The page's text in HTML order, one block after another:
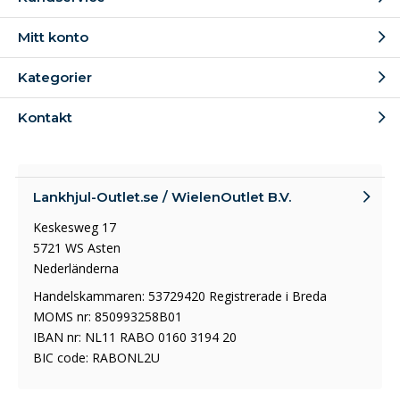
svängbara och bromsade
länkhjul
Fasta länkhjul
riktning.
Svängbara hjul med toppskiva
Svängbara hjul kan rotera i alla riktningar. Toppskivan
hjulet.
Bromsade länkhjul med toppskiva
Mitt konto
Kategorier
Kontakt
Lankhjul-Outlet.se / WielenOutlet B.V.
Keskesweg 17
5721 WS Asten
Nederländerna
Handelskammaren: 53729420 Registrerade i Breda
MOMS nr: 850993258B01
IBAN nr: NL11 RABO 0160 3194 20
BIC code: RABONL2U